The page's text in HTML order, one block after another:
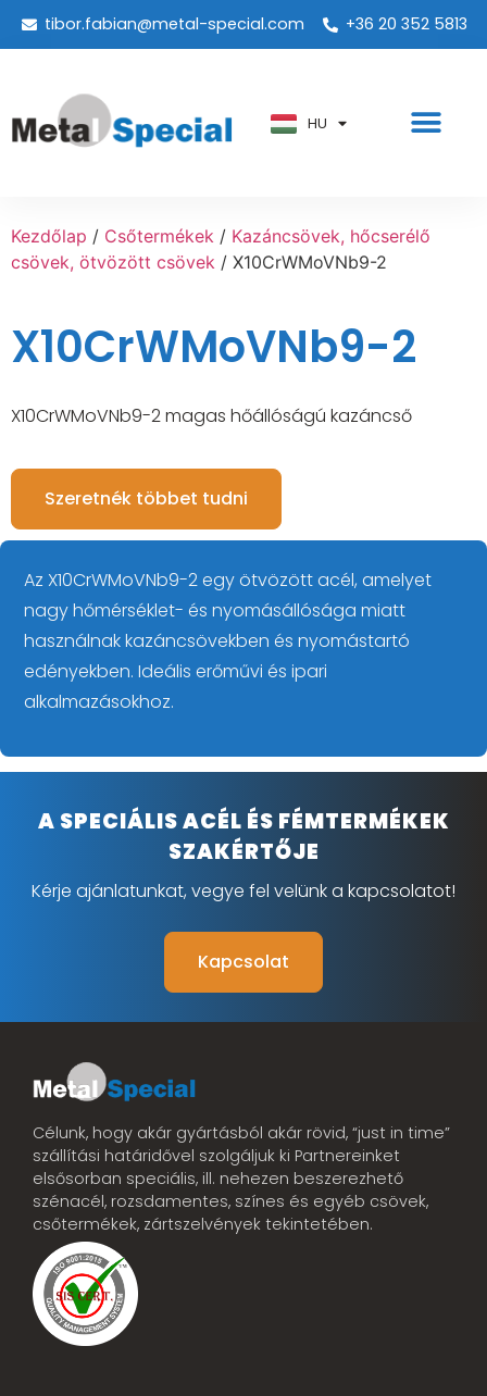
tibor.fabian@metal-special.com +36 20 352 5813
HU
PT
AR
Kezdőlap / Csőtermékek / Kazáncsövek, hőcserélő
csövek, ötvözött csövek / X10CrWMoVNb9-2
X10CrWMoVNb9-2
X10CrWMoVNb9-2 magas hőállóságú kazáncső
Szeretnék többet tudni
Az X10CrWMoVNb9-2 egy ötvözött acél, amelyet
nagy hőmérséklet- és nyomásállósága miatt
használnak kazáncsövekben és nyomástartó
edényekben. Ideális erőművi és ipari
alkalmazásokhoz.
A SPECIÁLIS ACÉL ÉS FÉMTERMÉKEK
SZAKÉRTŐJE
Kérje ajánlatunkat, vegye fel velünk a kapcsolatot!
Kapcsolat
Célunk, hogy akár gyártásból akár rövid, “just in time”
szállítási határidővel szolgáljuk ki Partnereinket
elsősorban speciális, ill. nehezen beszerezhető
szénacél, rozsdamentes, színes és egyéb csövek,
csőtermékek, zártszelvények tekintetében.